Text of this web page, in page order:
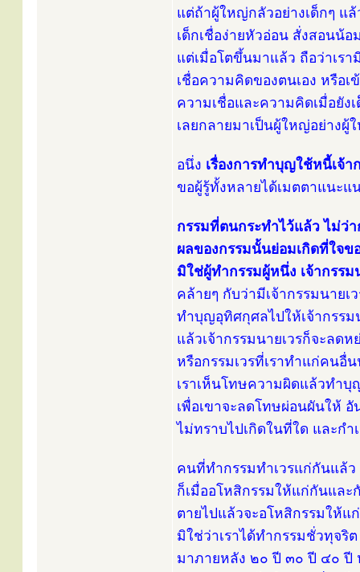
แต่ถ้าผู้ใหญ่กลัวอย่างเด็กๆ แ
เด็กเชื่อง่ายหัวอ่อน สั่งสอนน้อ
แต่เมื่อโตขึ้นมาแล้ว ถือว่าเร
เชื่อความคิดของตนเอง หรือ
ความเชื่อและความคิดเมื่อยัง
เลยกลายมาเป็นผู้ใหญ่อย่าง
อนึ่ง เรื่องการทำบุญใช้หนี้เจ้า
ขอผู้รู้ทั้งหลายได้เมตตาแนะแ
กรรมที่ตนกระทำไว้แล้ว ไม่ว่
ผลของกรรมนั้นย่อมเกิดที่ใจข
มิใช่ผู้ทำกรรมผู้หนึ่ง เจ้ากรรม
คล้ายๆ กับว่ามีเจ้ากรรมนายเ
ทำบุญอุทิศกุศลไปให้เจ้ากรรม
แล้วเจ้ากรรมนายเวรก็จะลด
หรือกรรมเวรที่เราทำแก่คนอื่
เราเห็นโทษความผิดแล้วทำบุ
เพื่อเขาจะลดโทษผ่อนผันให้
ไม่ทราบไปเกิดในที่ใด และก
คนที่ทำกรรมทำเวรแก่กันแล้ว
ก็เมื่ออโหสิกรรมให้แก่กันและ
ตายไปแล้วจะอโหสิกรรมให้แ
มิใช่ว่าเราได้ทำกรรมชั่วทุจ
มาภายหลัง ๒๐ ปี ๓๐ ปี ๔๐ ปี